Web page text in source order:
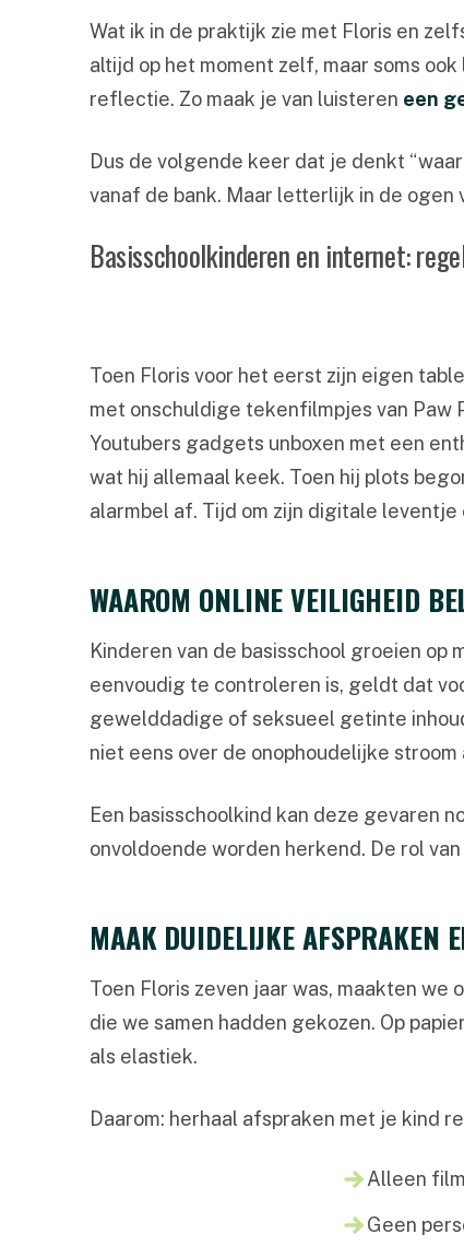
Wat ik in de praktijk zie met Floris en
altijd op het moment zelf, maar soms
reflectie. Zo maak je van luisteren een
Dus de volgende keer dat je denkt
vanaf de bank. Maar letterlijk in de ogen
Basisschoolkinderen en internet:
Toen Floris voor het eerst zijn eigen
met onschuldige tekenfilmpjes van Paw
Youtubers gadgets unboxen met een
wat hij allemaal keek. Toen hij plots
alarmbel af. Tijd om zijn digitale leventje
WAAROM ONLINE VEILIGHEID
Kinderen van de basisschool groeien
eenvoudig te controleren is, geldt dat
gewelddadige of seksueel getinte
niet eens over de onophoudelijke
Een basisschoolkind kan deze gevaren
onvoldoende worden herkend. De rol
MAAK DUIDELIJKE AFSPRAKEN
Toen Floris zeven jaar was, maakten we
die we samen hadden gekozen. Op
als elastiek.
Daarom: herhaal afspraken met je kind
Alleen
Geen